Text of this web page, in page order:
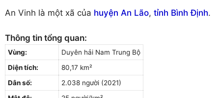
An Vinh là một xã của huyện An Lão, tỉnh Bình Định.
Thông tin tổng quan:
Vùng:
Duyên hải Nam Trung Bộ
Diện tích:
80,17 km²
Dân số:
2.038 người (2021)